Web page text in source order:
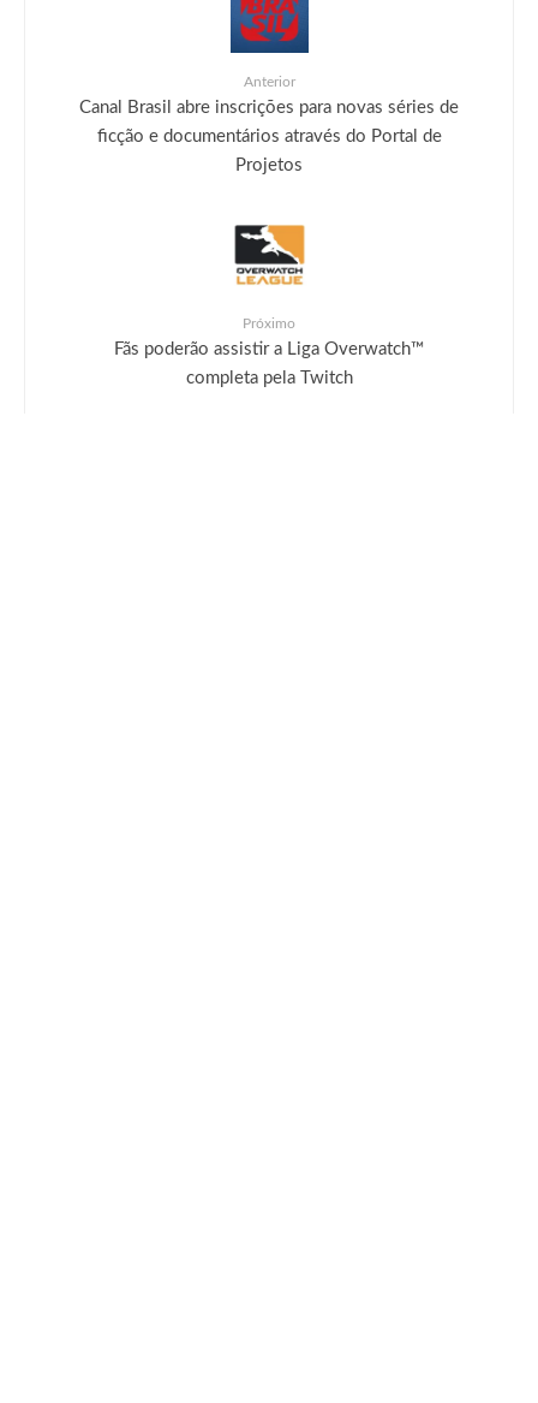
Anterior
Canal Brasil abre inscrições para novas séries de
ficção e documentários através do Portal de
Projetos
Próximo
Fãs poderão assistir a Liga Overwatch™
completa pela Twitch